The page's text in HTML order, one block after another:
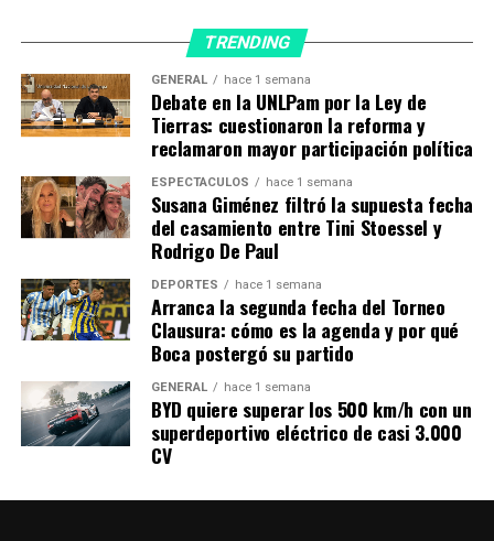
esto es lo máximo. Jugar un Mundial con
la selección, que haya venido tanta gente.
Se siente mucho el apoyo y el cariño de
la gente, es algo inolvidable; vamos a dar
todo lo mejor para lo que viene».
TEMAS RELACIONADOS: JULIÁN ÁLVAREZ
A CONTINUACIÓN
Un recluso murió por tuberculosis en Mendoza y aislaron
a otros 64 ante posible contagio
NO TE PIERDAS
Los 7 alimentos que pueden aportar vitamina B3 para
TRENDING
GENERAL hace 1 semana
Debate en la UNLPam por la Ley de
Tierras: cuestionaron la reforma y
reclamaron mayor participación política
ESPECTÁCULOS hace 1 semana
Susana Giménez filtró la supuesta fecha
del casamiento entre Tini Stoessel y
Rodrigo De Paul
DEPORTES hace 1 semana
Arranca la segunda fecha del Torneo
Clausura: cómo es la agenda y por qué
Boca postergó su partido
GENERAL hace 1 semana
BYD quiere superar los 500 km/h con un
superdeportivo eléctrico de casi 3.000
CV